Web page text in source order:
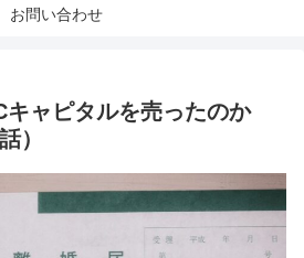
お問い合わせ
キャピタルを売ったのか
）